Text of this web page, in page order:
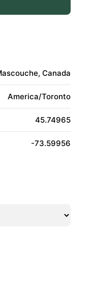
Canada
America/Toronto
45.74965
-73.59956